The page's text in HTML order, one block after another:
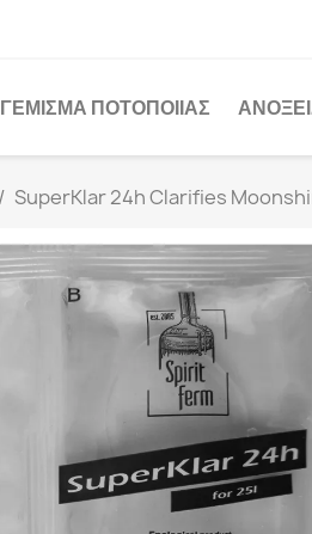
ΓΈΜΙΣΜΑ ΠΟΤΟΠΟΙΊΑΣ
SuperKlar 24h Clarifies